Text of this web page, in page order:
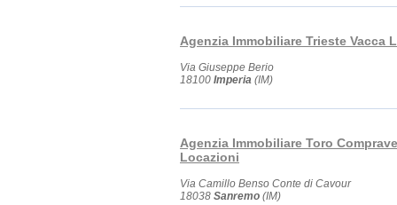
Agenzia Immobiliare Trieste Vacca
Via Giuseppe Berio
18100 Imperia (IM)
Agenzia Immobiliare Toro
Locazioni
Via Camillo Benso Conte di Cavour
18038 Sanremo (IM)